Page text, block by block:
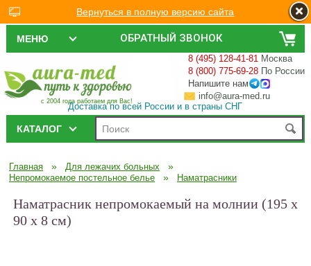
ОБРАТНЫЙ ЗВОНОК
МЕНЮ
с 2004 года работаем для Вас!
8 (495) 128-41-81 Москва
8 (800) 775-69-28 По России
Напишите нам
info@aura-med.ru
Доставка по всей России и в страны СНГ
КАТАЛОГ
Главная » Для лежачих больных »
Непромокаемое постельное белье » Наматрасники
Наматрасник непромокаемый на молнии (195 x
90 x 8 см)
Вернуться в полную версию сайта